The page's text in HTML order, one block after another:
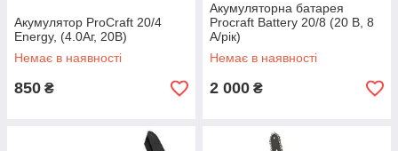
Акумулятор ProCraft 20/4
Energy, (4.0Аг, 20В)
Немає в наявності
850 ₴
Акумуляторна батарея
Proсraft Battery 20/8 (20 В, 8
А/рік)
Немає в наявності
2 000 ₴